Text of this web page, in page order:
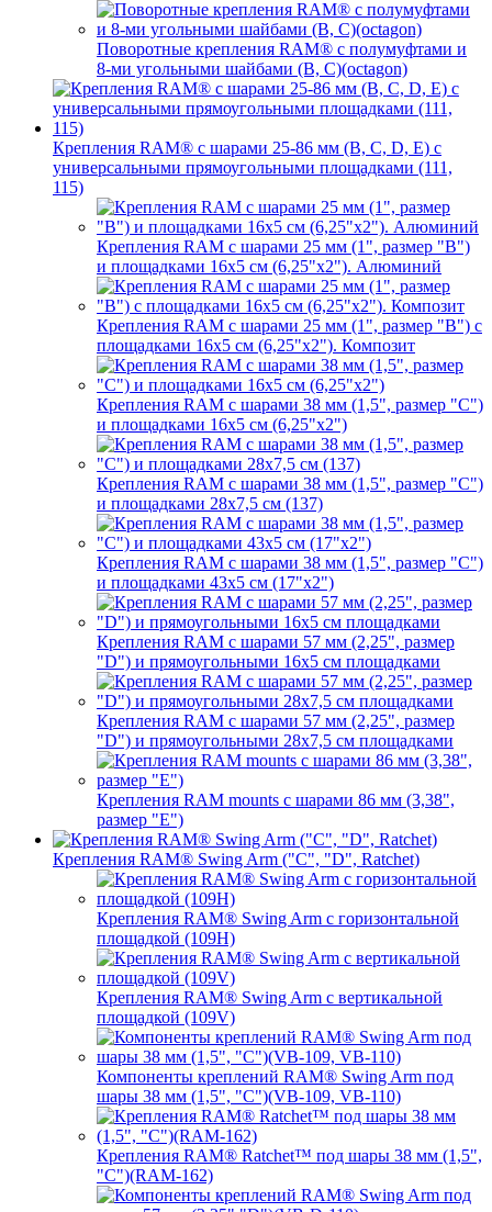
Поворотные крепления RAM® c полумуфтами и
8-ми угольными шайбами (B, C)(octagon)
Крепления RAM® с шарами 25-86 мм (B, C, D, E) с
универсальными прямоугольными площадками (111,
115)
Крепления RAM с шарами 25 мм (1", размер "B")
и площадками 16х5 см (6,25"х2"). Алюминий
Крепления RAM с шарами 25 мм (1", размер "B") с
площадками 16х5 см (6,25"х2"). Композит
Крепления RAM с шарами 38 мм (1,5", размер "C")
и площадками 16х5 см (6,25"х2")
Крепления RAM с шарами 38 мм (1,5", размер "C")
и площадками 28х7,5 см (137)
Крепления RAM с шарами 38 мм (1,5", размер "C")
и площадками 43х5 см (17"х2")
Крепления RAM с шарами 57 мм (2,25", размер
"D") и прямоугольными 16х5 см площадками
Крепления RAM с шарами 57 мм (2,25", размер
"D") и прямоугольными 28х7,5 см площадками
Крепления RAM mounts с шарами 86 мм (3,38",
размер "E")
Крепления RAM® Swing Arm ("C", "D", Ratchet)
Крепления RAM® Swing Arm с горизонтальной
площадкой (109H)
Крепления RAM® Swing Arm с вертикальной
площадкой (109V)
Компоненты креплений RAM® Swing Arm под
шары 38 мм (1,5", "C")(VB-109, VB-110)
Крепления RAM® Ratchet™ под шары 38 мм (1,5",
"C")(RAM-162)